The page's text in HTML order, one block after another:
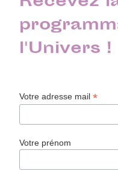
l'Univers !
Votre adresse mail*
Votre prénom